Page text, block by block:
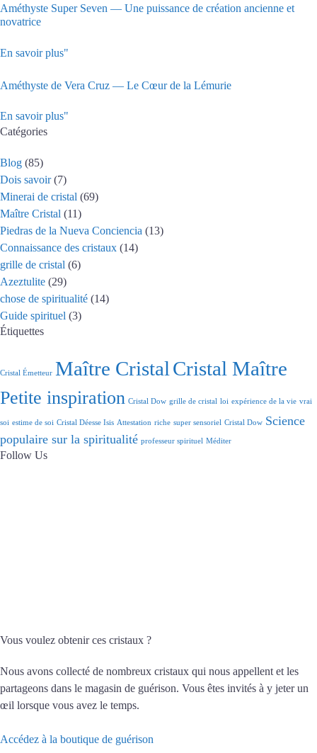
Améthyste Super Seven — Une puissance de création ancienne et
novatrice
En savoir plus"
Améthyste de Vera Cruz — Le Cœur de la Lémurie
En savoir plus"
Catégories
Blog (85)
Dois savoir(7)
Minerai de cristal (69)
Maître Cristal (11)
Piedras de la Nueva Conciencia (13)
Connaissance des cristaux (14)
grille de cristal (6)
Azeztulite (29)
chose de spiritualité (14)
Guide spirituel (3)
Étiquettes
Cristal Émetteur Maître Cristal Cristal Maître
Petite inspiration Cristal Dow grille de cristal loi expérience de la vie vrai
soi estime de soi Cristal Déesse Isis Attestation riche super sensoriel Cristal Dow Science
populaire sur la spiritualité professeur spirituel Méditer
Follow Us
Vous voulez obtenir ces cristaux ?
Nous avons collecté de nombreux cristaux qui nous appellent et les
partageons dans le magasin de guérison. Vous êtes invités à y jeter un
œil lorsque vous avez le temps.
Accédez à la boutique de guérison